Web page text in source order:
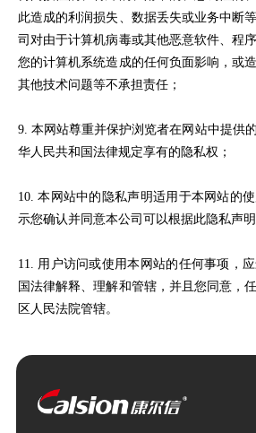
此造成的利润损失、数据丢失或业务中断
司对由于计算机病毒或其他恶意软件、程
您的计算机系统造成的任何负面影响，或
其他技术问题等不承担责任；
9. 本网站尊重并保护浏览者在网站中提供
华人民共和国法律规定享有的隐私权；
10. 本网站中的隐私声明适用于本网站的
示您确认并同意本公司可以根据此隐私声
11. 用户访问或使用本网站的任何事项，
国法律解释、理解和管辖，并且您同意，
区人民法院管辖。